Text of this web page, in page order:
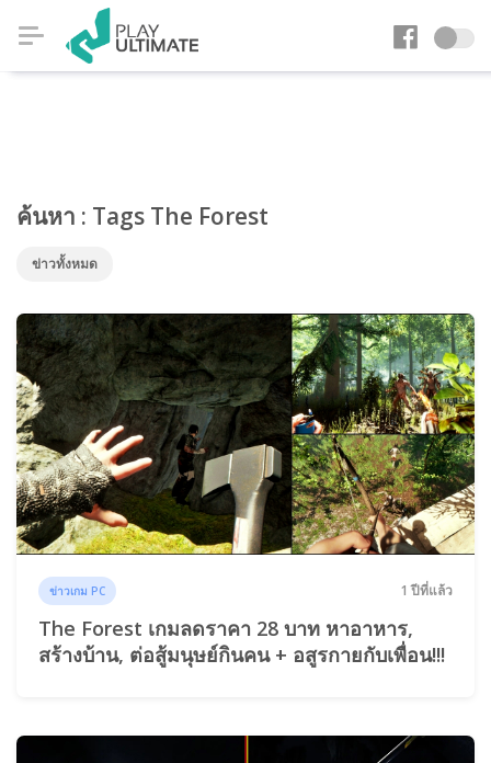
ค้นหา : Tags The Forest
ข่าวทั้งหมด
ข่าวเกม PC 1 ปีที่แล้ว
The Forest เกมลดราคา 28 บาท หาอาหาร,
สร้างบ้าน, ต่อสู้มนุษย์กินคน + อสูรกายกับเพื่อน!!!